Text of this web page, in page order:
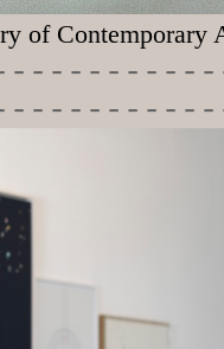
of Contemporary